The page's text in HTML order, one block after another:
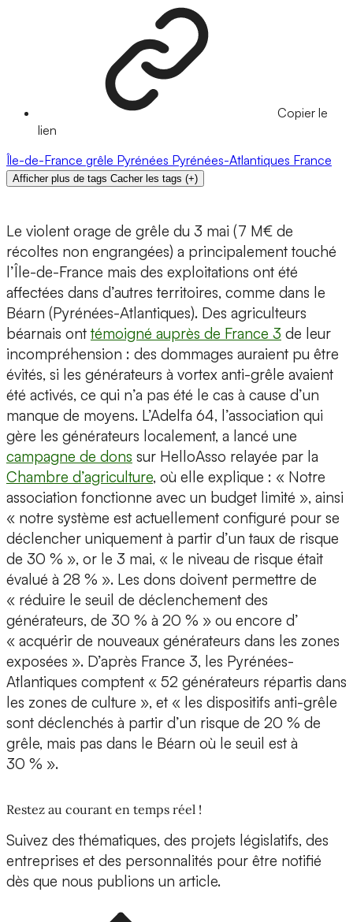
Copier le
lien
Île-de-France grêle Pyrénées Pyrénées-Atlantiques France
Afficher plus de tags Cacher les tags (+)
Le violent orage de grêle du 3 mai (7 M€ de
récoltes non engrangées) a principalement touché
l’Île-de-France mais des exploitations ont été
affectées dans d’autres territoires, comme dans le
Béarn (Pyrénées-Atlantiques). Des agriculteurs
béarnais onttémoigné auprès de France 3 de leur
incompréhension : des dommages auraient pu être
évités, si les générateurs à vortex anti-grêle avaient
été activés, ce qui n’a pas été le cas à cause d’un
manque de moyens. L’Adelfa 64, l’association qui
gère les générateurs localement, a lancé une
campagne de dons sur HelloAsso relayée par la
Chambre d’agriculture, où elle explique : « Notre
association fonctionne avec un budget limité », ainsi
« notre système est actuellement configuré pour se
déclencher uniquement à partir d’un taux de risque
de 30 % », or le 3 mai, « le niveau de risque était
évalué à 28 % ». Les dons doivent permettre de
« réduire le seuil de déclenchement des
générateurs, de 30 % à 20 % » ou encore d’
« acquérir de nouveaux générateurs dans les zones
exposées ». D’après France 3, les Pyrénées-
Atlantiques comptent « 52 générateurs répartis dans
les zones de culture », et « les dispositifs anti-grêle
sont déclenchés à partir d’un risque de 20 % de
grêle, mais pas dans le Béarn où le seuil est à
30 % ».
Restez au courant en temps réel !
Suivez des thématiques, des projets législatifs, des
entreprises et des personnalités pour être notifié
dès que nous publions un article.